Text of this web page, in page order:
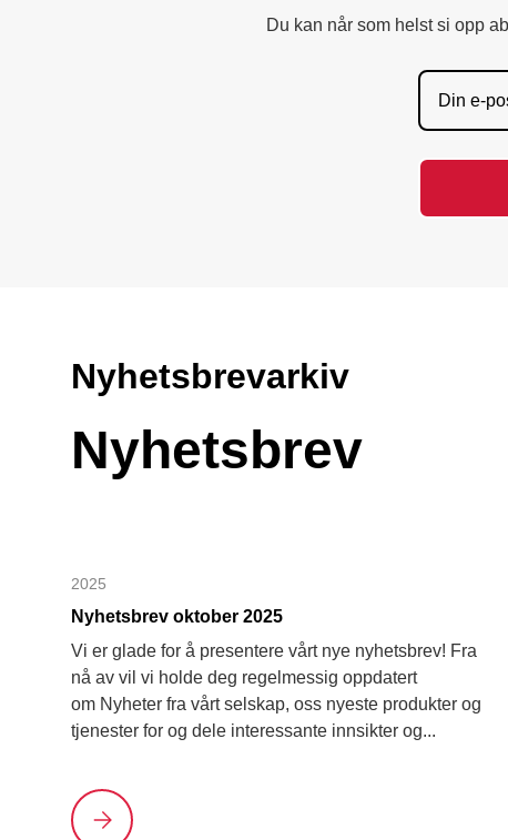
Du kan når som helst si opp
Nyhetsbrevarkiv
Nyhetsbrev
2025
Nyhetsbrev oktober 2025
Vi er glade for å presentere vårt nye nyhetsbrev! Fra
nå av vil vi holde deg regelmessig oppdatert
om Nyheter fra vårt selskap, oss nyeste produkter og
tjenester for og dele interessante innsikter og...
Nyhetsbrev oktober 2025